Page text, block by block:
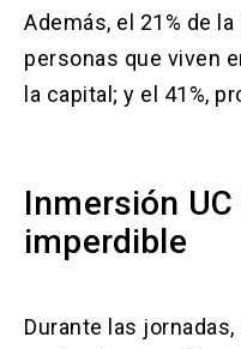
Además, el 21% de
personas que viven
la capital; y el 41%,
Inmersión
imperdible
Durante las